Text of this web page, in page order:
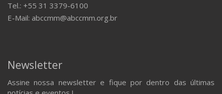
Tel.: +55 31 3379-6100
E-Mail: abccmm@abccmm.org.br
Newsletter
Assine nossa newsletter e fique por dentro das últimas